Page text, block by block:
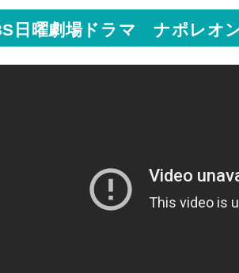
日曜劇場ドラマ ナポレオ